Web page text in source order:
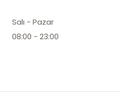
Salı - Pazar
08:00 - 23:00